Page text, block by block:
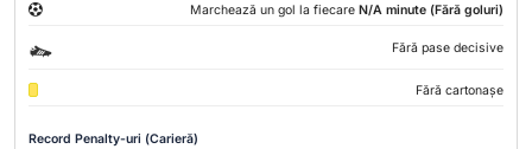
Marchează un gol la fiecare N/A minute (Fără goluri)
Fără pase decisive
Fără cartonașe
Record Penalty-uri (Carieră)